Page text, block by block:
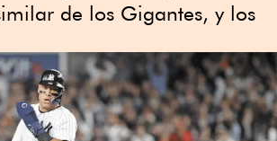
de los Gigantes, y los